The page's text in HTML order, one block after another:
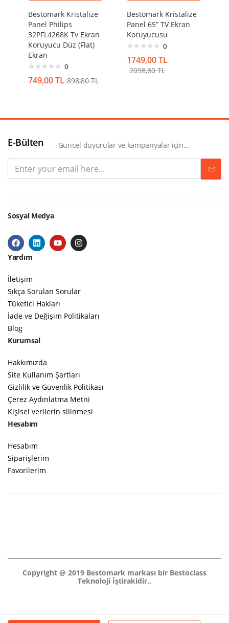
Bestomark Kristalize
Panel Philips
32PFL4268K Tv Ekran
Koruyucu Düz (Flat)
Ekran
0
749,00TL 898,80TL
Bestomark Kristalize
Panel 65” TV Ekran
Koruyucusu
0
1749,00TL
2098,80TL
E-Bülten Güncel duyurular ve kampanyalar için...
Sosyal Medya
Yardım
İletişim
Sıkça Sorulan Sorular
Tüketici Hakları
İade ve Değişim Politikaları
Blog
Kurumsal
Hakkımızda
Site Kullanım Şartları
Gizlilik ve Güvenlik Politikası
Çerez Aydınlatma Metni
Kişisel verilerin silinmesi
Hesabım
Hesabım
Siparişlerim
Favorilerim
Copyright @ 2019 Bestomark markası bir Bestoclass
Teknoloji İştirakidir..